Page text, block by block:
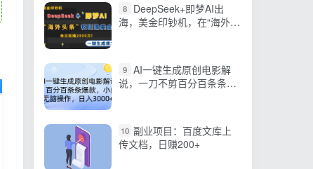
8
DeepSeek+即梦AI出
海，美金印钞机，在“海外头
9 AI一键生成原创电影解
说，一刀不剪百分百条条爆
10 副业项目：百度文库上
传文档，日赚200+